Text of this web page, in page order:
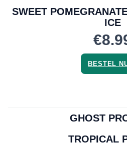
SWEET
ICE
BESTEL
GHOST
TROPICAL